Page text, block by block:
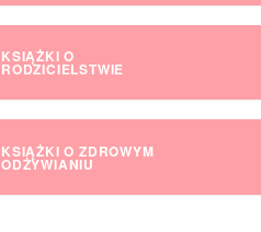
KSIĄŻKI O
RODZICIELSTWIE
KSIĄŻKI O ZDROWYM
ODŻYWIANIU